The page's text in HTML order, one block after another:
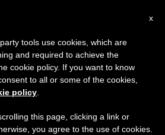
10th, 2019
x
tools use cookies, which are
and required to achieve the
cookie policy. If you want to know
to all or some of the cookies,
policy
this page, clicking a link or
you agree to the use of cookies.